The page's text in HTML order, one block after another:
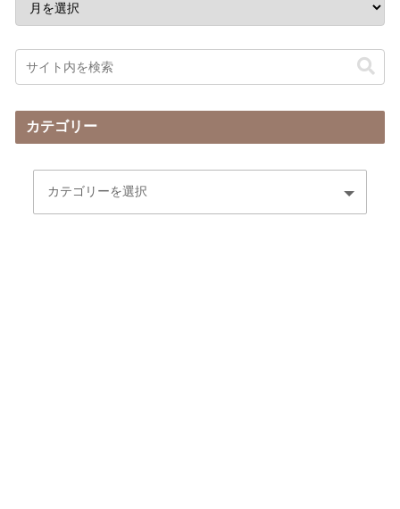
カテゴリー